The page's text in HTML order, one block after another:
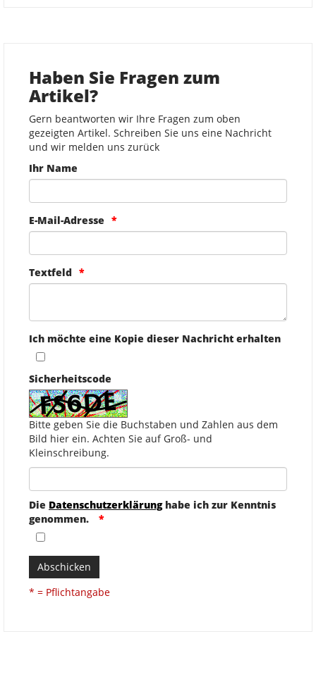
Haben Sie Fragen zum
Artikel?
Gern beantworten wir Ihre Fragen zum oben
gezeigten Artikel. Schreiben Sie uns eine Nachricht
und wir melden uns zurück
Ihr Name
E-Mail-Adresse
Textfeld
Ich möchte eine Kopie dieser Nachricht erhalten
Sicherheitscode
Bitte geben Sie die Buchstaben und Zahlen aus dem
Bild hier ein. Achten Sie auf Groß- und
Kleinschreibung.
Die Datenschutzerklärunghabe ich zur Kenntnis
genommen.
Abschicken
* = Pflichtangabe